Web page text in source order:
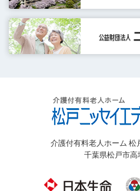
介護付有料老人ホーム 松
千葉県松戸市高